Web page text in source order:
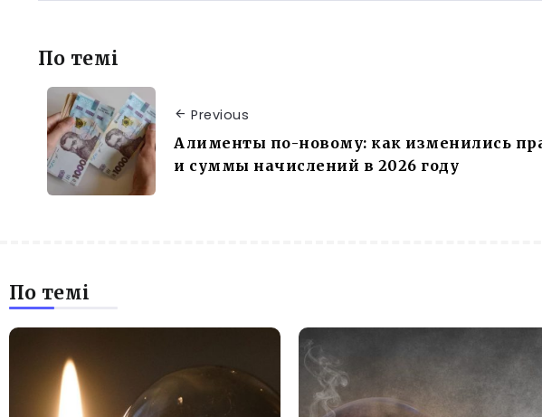
По темі
Previous
Алименты по-новому: как изменились
и суммы начислений в 2026 году
По темі